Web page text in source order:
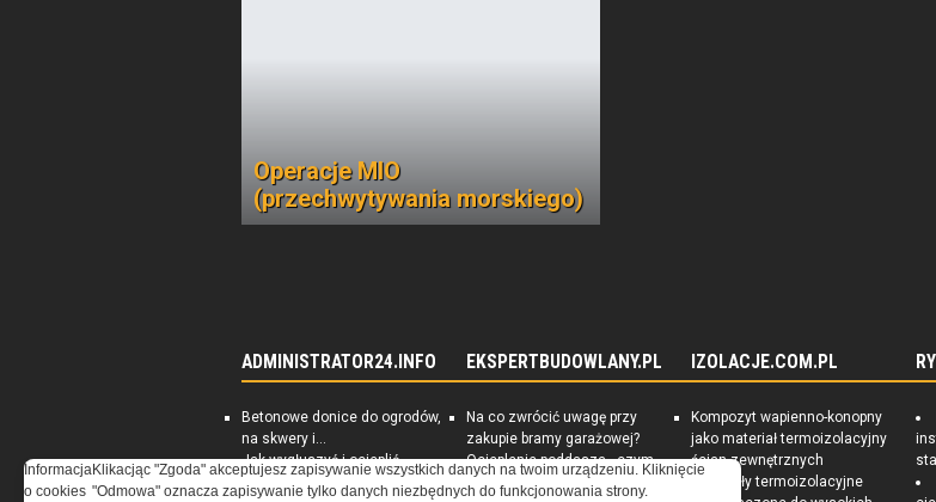
Operacje MIO
(przechwytywania morskiego)
ADMINISTRATOR24.INFO
Betonowe donice do ogrodów,
na skwery i...
Jak wygłuszyć i ocieplić
piwnicę
EKSPERTBUDOWLANY.PL
Na co zwrócić uwagę przy
zakupie bramy garażowej?
Ocieplenie poddasza - czym
jest skuteczna izolacja?
IZOLACJE.COM.PL
Kompozyt wapienno-konopny
jako materiał termoizolacyjny
ścian zewnętrznych
Materiały termoizolacyjne
Informacja
o cookies
Klikacjąc "Zgoda" akceptujesz zapisywanie wszystkich danych na twoim urządzeniu. Kliknięcie
"Odmowa" oznacza zapisywanie tylko danych niezbędnych do funkcjonowania strony.